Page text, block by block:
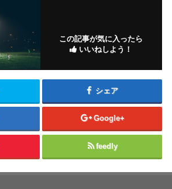
この記事が気に入ったら
いいねしよう！
シェア
Google+
feedly